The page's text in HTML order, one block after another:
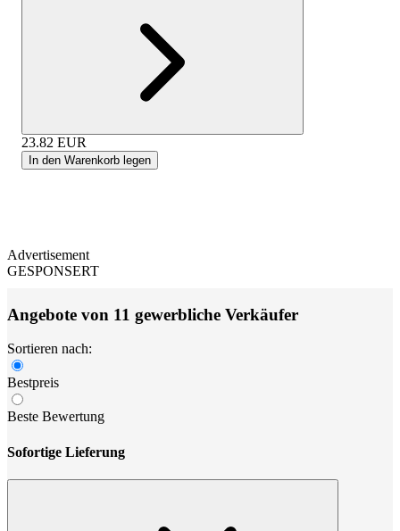
23.82 EUR
In den Warenkorb legen
Advertisement
GESPONSERT
Angebote von 11 gewerbliche Verkäufer
Sortieren nach:
Bestpreis
Beste Bewertung
Sofortige Lieferung